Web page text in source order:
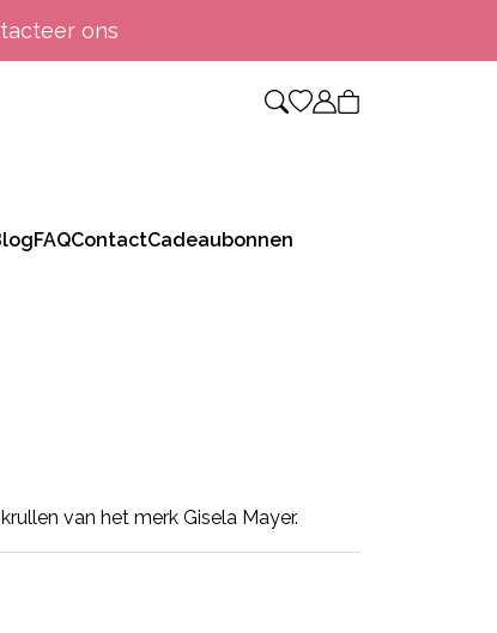
ons
FAQContactCadeaubonnen
van het merk Gisela Mayer.